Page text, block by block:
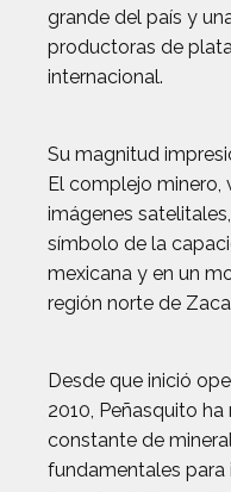
grande del país y
productoras de
internacional.
Su magnitud
El complejo minero,
imágenes
símbolo de la
mexicana y en un
región norte de
Desde que inició
2010, Peñasquito
constante de
fundamentales